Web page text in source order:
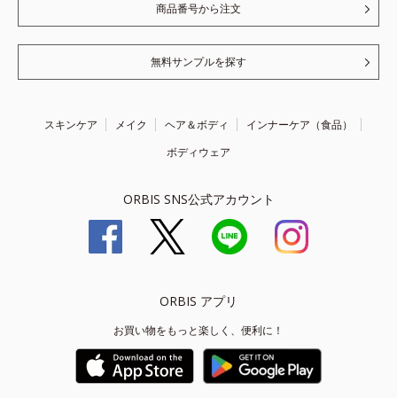
商品番号から注文
無料サンプルを探す
スキンケア メイク ヘア＆ボディ
インナーケア（食品）
ボディウェア
ORBIS SNS公式アカウント
ORBIS アプリ
お買い物をもっと楽しく、便利に！